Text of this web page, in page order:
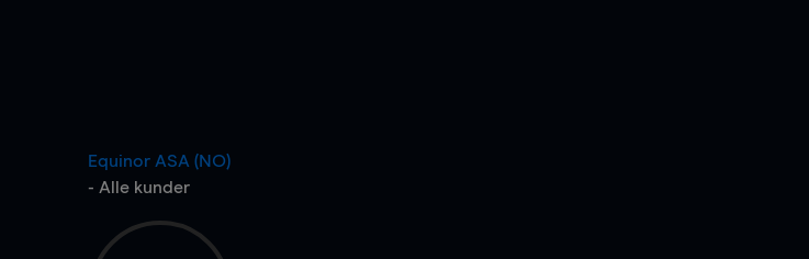
Equinor ASA (NO)
- Alle kunder